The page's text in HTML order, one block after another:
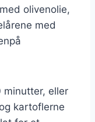
olivenolie,
med
minutter, eller
kartoflerne